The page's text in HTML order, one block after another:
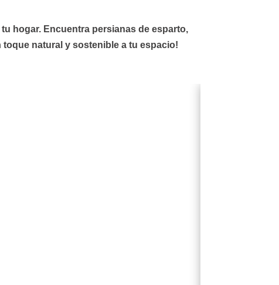
hogar. Encuentra persianas de esparto,
toque natural y sostenible a tu espacio!